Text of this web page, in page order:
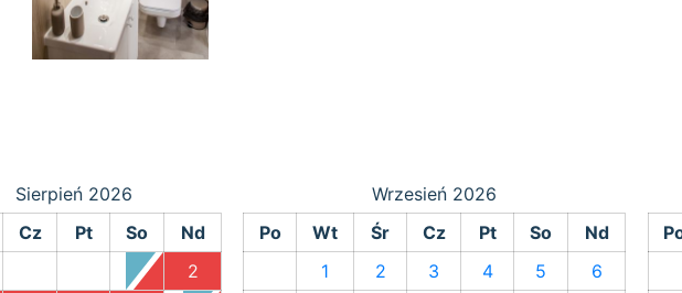
Sierpień 2026
Cz Pt So
Nd
1
2
Wrzesień 2026
Po
Wt Śr Cz Pt So
Nd
1
2 3 4 5
6